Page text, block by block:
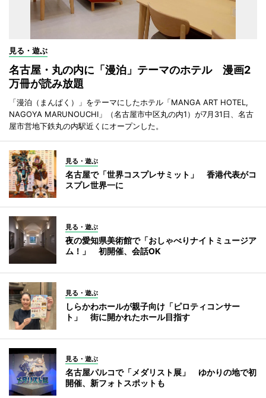
見る・遊ぶ
名古屋・丸の内に「漫泊」テーマのホテル 漫画2
万冊が読み放題
「漫泊（まんぱく）」をテーマにしたホテル「MANGA ART HOTEL,
NAGOYA MARUNOUCHI」（名古屋市中区丸の内1）が7月31日、名古
屋市営地下鉄丸の内駅近くにオープンした。
見る・遊ぶ
名古屋で「世界コスプレサミット」 香港代表がコ
スプレ世界一に
見る・遊ぶ
夜の愛知県美術館で「おしゃべりナイトミュージア
ム！」 初開催、会話OK
見る・遊ぶ
しらかわホールが親子向け「ピロティコンサー
ト」 街に開かれたホール目指す
見る・遊ぶ
名古屋パルコで「メダリスト展」 ゆかりの地で初
開催、新フォトスポットも